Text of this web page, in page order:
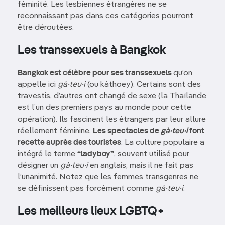
féminité. Les lesbiennes étrangères ne se
reconnaissant pas dans ces catégories pourront
être déroutées.
Les transsexuels à Bangkok
Bangkok est célèbre pour ses transsexuelsqu’on
appelle ici gà·teu·i(ou kàthoey). Certains sont des
travestis, d’autres ont changé de sexe (la Thaïlande
est l’un des premiers pays au monde pour cette
opération). Ils fascinent les étrangers par leur allure
réellement féminine. Les spectacles de gà·teu·ifont
recette auprès des touristes. La culture populaire a
intégré le terme “ladyboy”, souvent utilisé pour
désigner un gà·teu·ien anglais, mais il ne fait pas
l’unanimité. Notez que les femmes transgenres ne
se définissent pas forcément comme gà·teu·i.
Les meilleurs lieux LGBTQ+